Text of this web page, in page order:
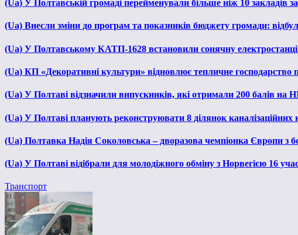
(Ua) У Полтавській громаді перейменували більше ніж 10 закладів
(Ua) Внесли зміни до програм та показників бюджету громади:
(Ua) У Полтавському КАТП-1628 встановили сонячну
(Ua) КП «Декоративні культури» відновлює тепличне господарство
(Ua) У Полтаві відзначили випускників, які отримали 200 балів на
(Ua) У Полтаві планують реконструювати 8 ділянок каналізаційних
(Ua) Полтавка Надія Соколовська – дворазова чемпіонка Європи з
(Ua) У Полтаві відібрали для молодіжного обміну з Норвегією 16
Транспорт